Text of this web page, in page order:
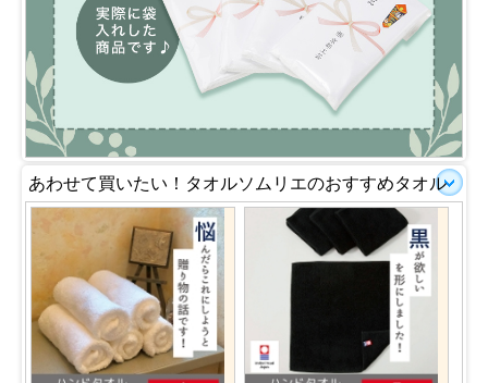
あわせて買いたい！タオルソムリエのおすすめタオル